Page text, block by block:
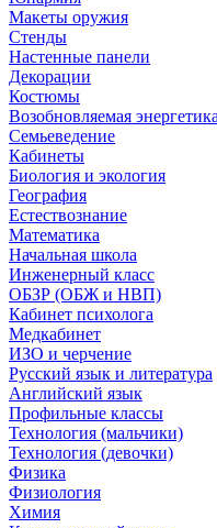
Макеты оружия
Стенды
Настенные панели
Декорации
Костюмы
Возобновляемая энергетика
Семьеведение
Кабинеты
Биология и экология
География
Естествознание
Математика
Начальная школа
Инженерный класс
ОБЗР (ОБЖ и НВП)
Кабинет психолога
Медкабинет
ИЗО и черчение
Русский язык и литература
Английский язык
Профильные классы
Технология (мальчики)
Технология (девочки)
Физика
Физиология
Химия